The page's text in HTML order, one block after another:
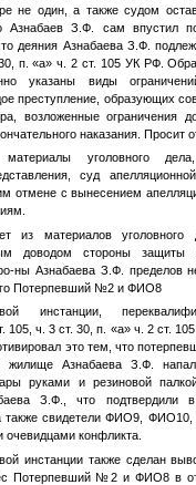
не один, а также судом
Азнабаев З.Ф. сам впустил
деяния Азнабаева З.Ф.
п. «а» ч. 2 ст. 105 УК РФ.
указаны виды
преступление, образующих
возложенные ограничения
наказания. Просит
материалы уголовного
суд
отмене с вынесением
из материалов
доводом стороны защиты
ны Азнабаева З.Ф. пределов
Потерпевший №2и ФИО8
инстанции,
105, ч. 3 ст. 30, п. «а» ч. 2 ст.
это тем, что
Азнабаева З.Ф.
руками и резиновой
З.Ф., что подтвердили
также свидетелиФИО9, ФИО10,
очевидцами конфликта.
инстанции также сделан
Потерпевший №2 и ФИО8в